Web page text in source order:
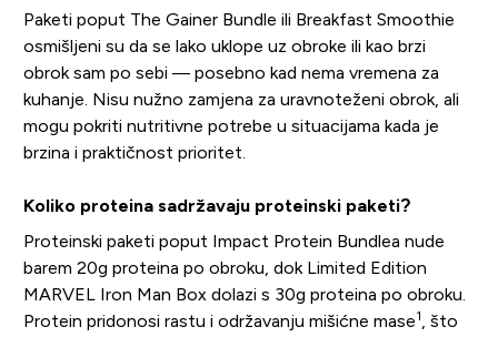
Paketi poput The Gainer Bundle ili Breakfast Smoothie
osmišljeni su da se lako uklope uz obroke ili kao brzi
obrok sam po sebi — posebno kad nema vremena za
kuhanje. Nisu nužno zamjena za uravnoteženi obrok, ali
mogu pokriti nutritivne potrebe u situacijama kada je
brzina i praktičnost prioritet.
Koliko proteina sadržavaju proteinski paketi?
Proteinski paketi poput Impact Protein Bundlea nude
barem 20g proteina po obroku, dok Limited Edition
MARVEL Iron Man Box dolazi s 30g proteina po obroku.
Protein pridonosi rastu i održavanju mišićne mase1
, što